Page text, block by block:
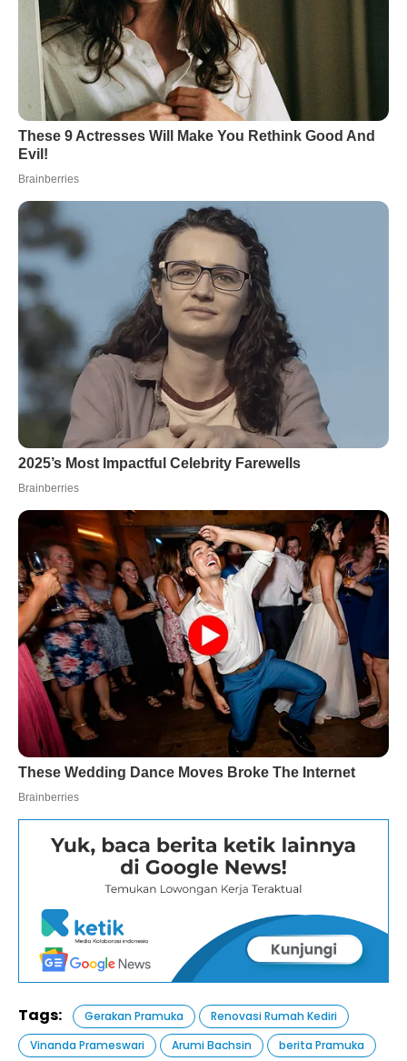
Tags: Gerakan Pramuka
Renovasi Rumah Kediri
Vinanda Prameswari
Arumi Bachsin berita Pramuka